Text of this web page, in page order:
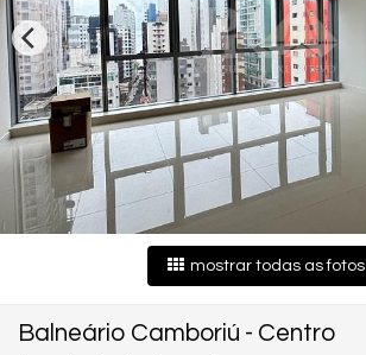
mostrar todas as fotos
Balneário Camboriú - Centro